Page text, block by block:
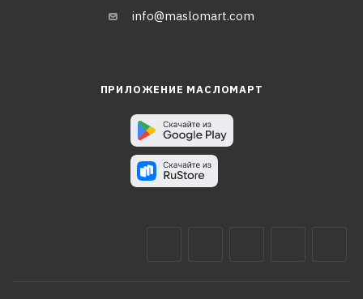
info@maslomart.com
ПРИЛОЖЕНИЕ МАСЛОМАРТ